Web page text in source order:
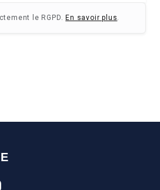
le RGPD. En savoir plus.